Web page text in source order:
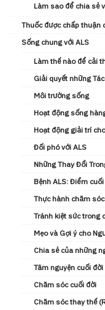
Làm sao để chia sẻ
Thuốc được chấp thuận
Sống chung với ALS
Làm thế nào để cải
Giải quyết những
Môi trường sống
Hoạt động sống
Hoạt động giải trí
Đối phó với ALS
Những Thay Đổi
Bệnh ALS: Điểm
Thực hành chăm
Tránh kiệt sức trong
Mẹo và Gợi ý cho
Chia sẻ của những
Tâm nguyện cuối
Chăm sóc cuối đời
Chăm sóc thay thế